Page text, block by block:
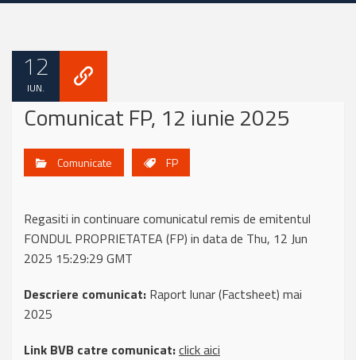
12
IUN.
Comunicat FP, 12 iunie 2025
Comunicate FP
Regasiti in continuare comunicatul remis de emitentul
FONDUL PROPRIETATEA (FP) in data de Thu, 12 Jun
2025 15:29:29 GMT
Descriere comunicat: Raport lunar (Factsheet) mai
2025
Link BVB catre comunicat:click aici